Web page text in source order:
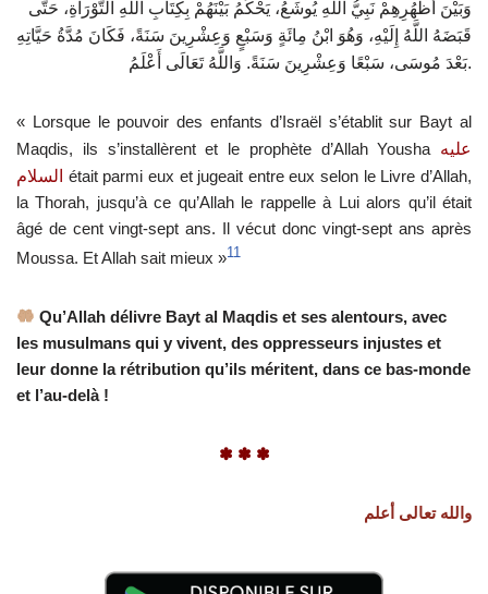
وَبَيْنَ أَظْهُرِهِمْ نَبِيُّ اللَّهِ يُوشَعُ، يَحْكُمُ بَيْنَهُمْ بِكِتَابِ اللَّهِ التَّوْرَاةِ، حَتَّى
قَبَضَهُ اللَّهُ إِلَيْهِ، وَهُوَ ابْنُ مِائَةٍ وَسَبْعٍ وَعِشْرِينَ سَنَةً، فَكَانَ مُدَّةُ حَيَّاتِهِ
بَعْدَ مُوسَى، سَبْعًا وَعِشْرِينَ سَنَةً. وَاللَّهُ تَعَالَى أَعْلَمُ .
« Lorsque le pouvoir des enfants d’Israël s’établit sur Bayt al
Maqdis, ils s’installèrent et le prophète d’Allah Yousha عليه
était parmi eux et jugeait entre eux selon le Livre d’Allah,
la Thorah, jusqu’à ce qu’Allah le rappelle à Lui alors qu’il était
âgé de cent vingt-sept ans. Il vécut donc vingt-sept ans après
Moussa. Et Allah sait mieux »11
Qu’Allah délivre Bayt al Maqdis et ses alentours, avec
les musulmans qui y vivent, des oppresseurs injustes et
leur donne la rétribution qu’ils méritent, dans ce bas-monde
et l’au-delà !
✽ ✽ ✽
والله تعالى أعلم